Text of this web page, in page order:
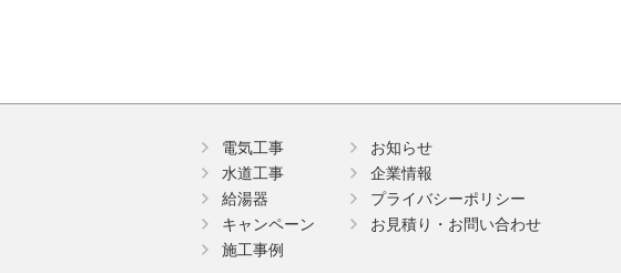
電気工事
水道工事
給湯器
キャンペーン
施工事例
お知らせ
企業情報
プライバシーポリシー
お見積り・お問い合わせ